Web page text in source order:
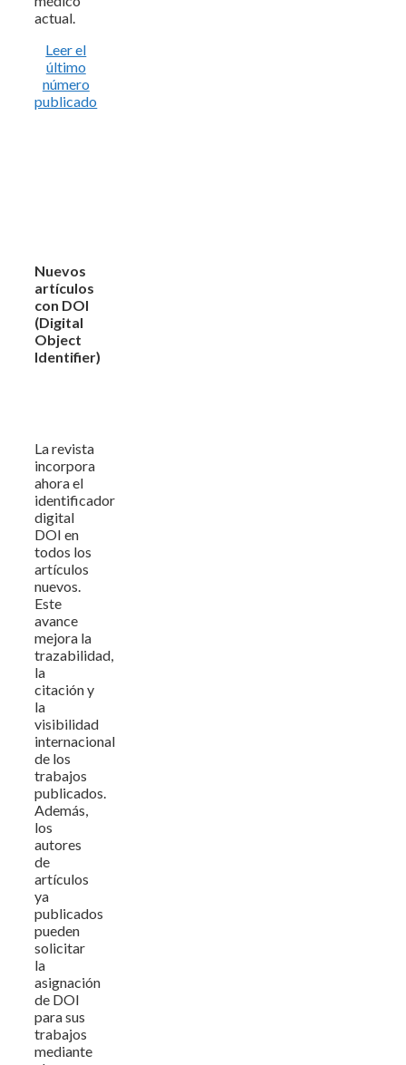
actual.
Leer el
último
número
publicado
Nuevos
artículos
con DOI
(Digital
Object
Identifier)
La revista
incorpora
ahora el
identificador
digital
DOI en
todos los
artículos
nuevos.
Este
avance
mejora la
trazabilidad,
la
citación y
la
visibilidad
internacional
de los
trabajos
publicados.
Además,
los
autores
de
artículos
ya
publicados
pueden
solicitar
la
asignación
de DOI
para sus
trabajos
mediante